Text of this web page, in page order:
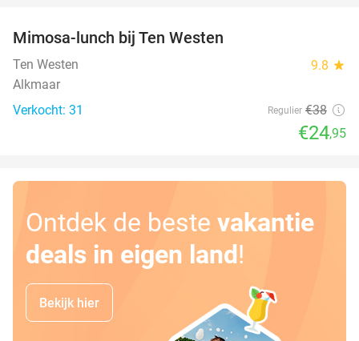
Mimosa-lunch bij Ten Westen
Ten Westen 9.8 star
Alkmaar
Verkocht: 31
Regulier €38
€24,95
Ontdek de beste vakantie
deals in eigen land!
Bekijk hier